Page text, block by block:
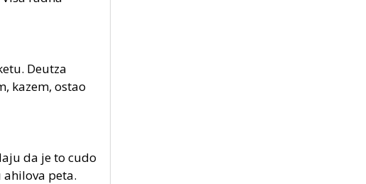
Deutza
kazem, ostao
da je to cudo
peta.